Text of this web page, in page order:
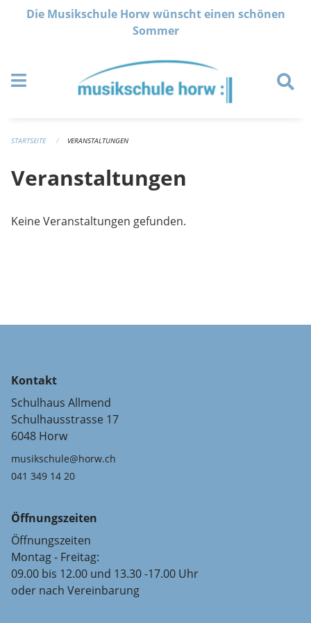
Navigation überspringen
Die Musikschule Horw wünscht einen schönen
Sommer
STARTSEITE VERANSTALTUNGEN
Veranstaltungen
Keine Veranstaltungen gefunden.
Kontakt
Schulhaus Allmend
Schulhausstrasse 17
6048 Horw
musikschule@horw.ch
041 349 14 20
Öffnungszeiten
Öffnungszeiten
Montag - Freitag:
09.00 bis 12.00 und 13.30 -17.00 Uhr
oder nach Vereinbarung